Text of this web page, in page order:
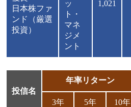
日本株ファ
ンド（厳選
投資）
ッ
ト・
マネ
ジメ
ント
1,021
投信名
年率リターン
3年 5年 10年